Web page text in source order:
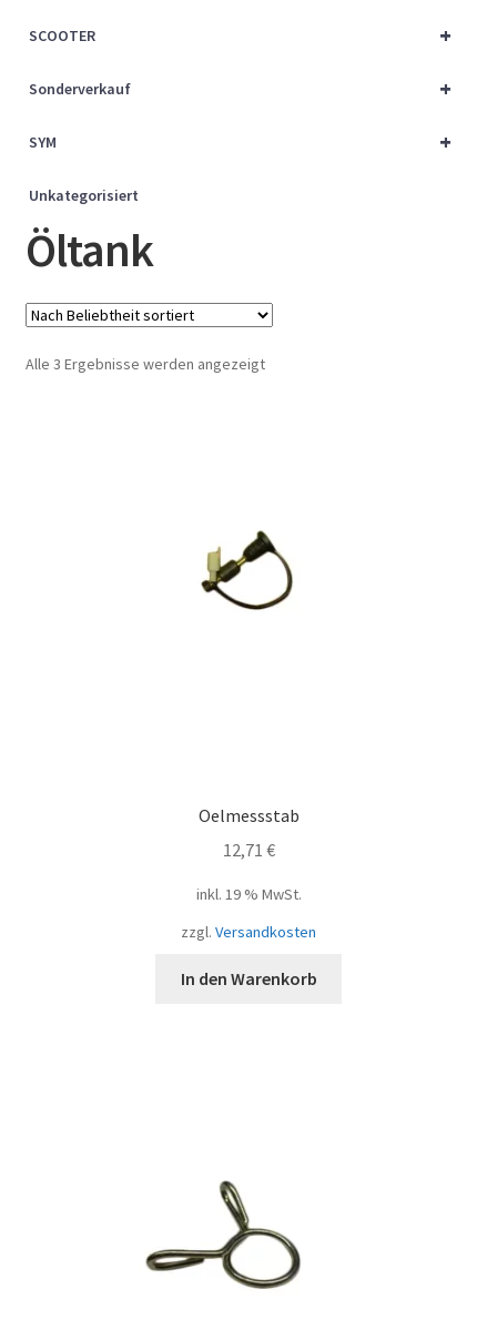
+
SCOOTER
+
Sonderverkauf
+
SYM
Unkategorisiert
Öltank
Alle 3 Ergebnisse werden angezeigtNach
Oelmessstab
12,71 €
inkl. 19 % MwSt.
zzgl. Versandkosten
In den Warenkorb